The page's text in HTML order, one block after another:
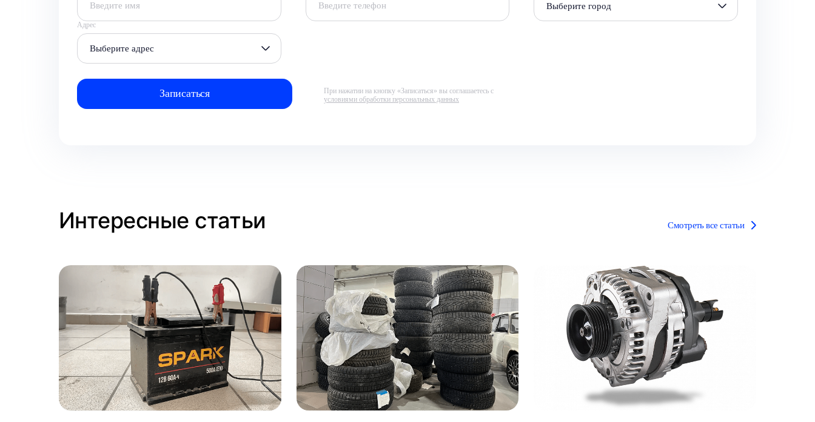
Выберите город
Адрес
Выберите адрес
При нажатии на кнопку «Записаться» вы соглашаетесь с
условиями обработки персональных данных
Интересные статьи Смотреть все статьи